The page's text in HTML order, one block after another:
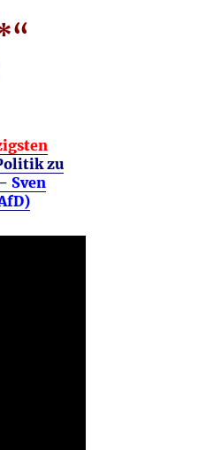
zu
Sven